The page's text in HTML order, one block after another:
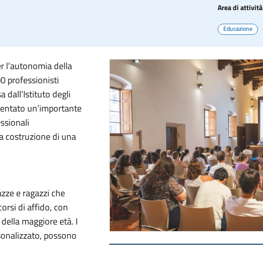
Area di attività
Educazione
l’autonomia della
professionisti
dall’Istituto degli
un’importante
costruzione di una
e ragazzi che
di affido, con
maggiore età. I
possono